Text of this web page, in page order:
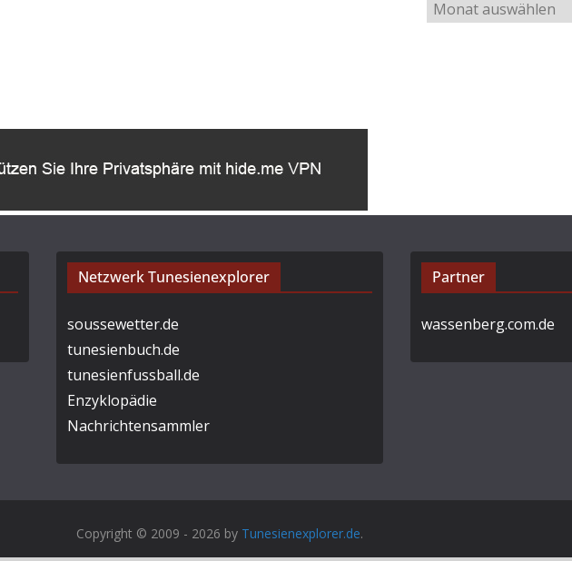
r
Netzwerk Tunesienexplorer
soussewetter.de
tunesienbuch.de
tunesienfussball.de
Enzyklopädie
Nachrichtensammler
Partner
wassenberg.com.de
Copyright © 2009 - 2026 by Tunesienexplorer.de.